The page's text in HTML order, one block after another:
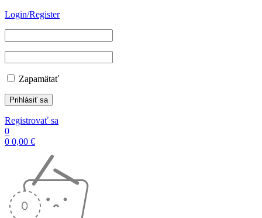
Login/Register
Zapamätať
Registrovať sa
0
0 0,00 €